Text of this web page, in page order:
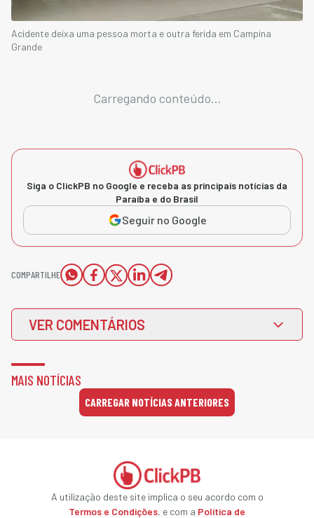
Acidente deixa uma pessoa morta e outra ferida em Campina
Grande
Carregando conteúdo...
Siga o ClickPB no Google e receba as principais notícias da
Paraíba e do Brasil
Seguir no Google
COMPARTILHE
VER COMENTÁRIOS
MAIS NOTÍCIAS
CARREGAR NOTÍCIAS ANTERIORES
A utilização deste site implica o seu acordo com o
Termos e Condições, e com a Política de